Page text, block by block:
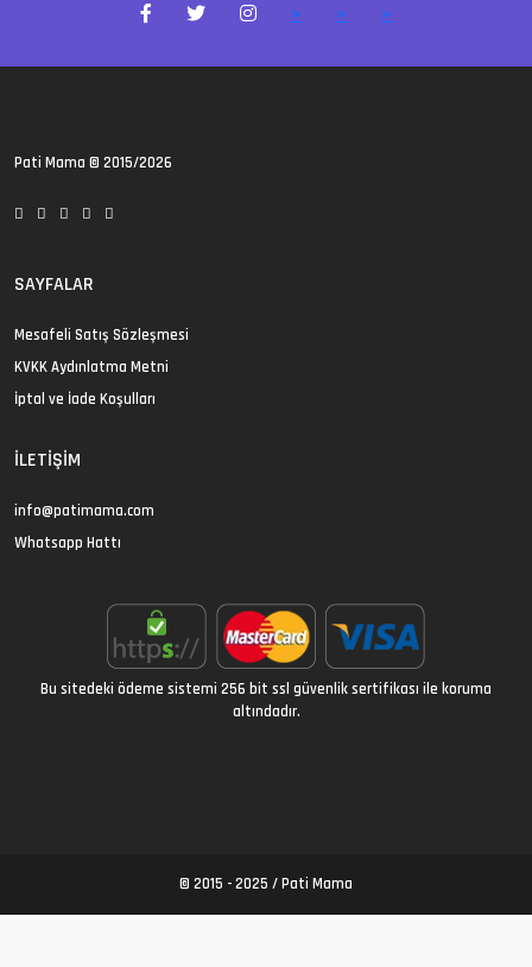
> > >
Pati Mama © 2015/2026
SAYFALAR
Mesafeli Satış Sözleşmesi
KVKK Aydınlatma Metni
İptal ve İade Koşulları
İLETIŞIM
info@patimama.com
Whatsapp Hattı
Bu sitedeki ödeme sistemi 256 bit ssl güvenlik sertifikası ile koruma
altındadır.
© 2015 - 2025 /Pati Mama